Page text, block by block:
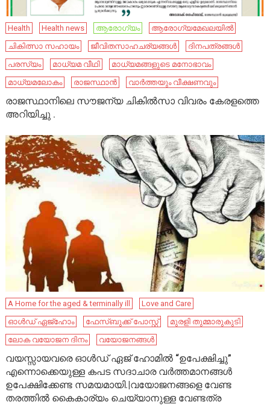
Health Health news ആരോഗ്യം
ആരോഗ്യമേഖലയിൽ
ചികിത്സാ സഹായം
ജീവിതസാഹചര്യങ്ങൾ
ദിനപത്രങ്ങൾ
പരസ്യം
മാധ്യമ വീഥി
മാധ്യമങ്ങളുടെ മനോഭാവം
മാധ്യമലോകം
രാജസ്ഥാൻ വാർത്തയും വീക്ഷണവും
രാജസ്ഥാനിലെ സൗജന്യ ചികിൽസാ വിവരം കേരളത്തെ
അറിയിച്ചു .
A Home for the aged & terminally ill
Love and Care
ഓൾഡ് ഏജ്ഹോം
ഫേ​സ്ബു​ക്ക് പോ​സ്റ്റ്
മുരളി തുമ്മാരുകുടി
ലോക വയോജന ദിനം
വയോജനങ്ങൾ
വയസ്സായവരെ ഓൾഡ് ഏജ് ഹോമിൽ “ഉപേക്ഷിച്ചു”
എന്നൊക്കെയുള്ള കപട സദാചാര വർത്തമാനങ്ങൾ
ഉപേക്ഷിക്കേണ്ട സമയമായി.|വയോജനങ്ങളെ വേണ്ട
തരത്തിൽ കൈകാര്യം ചെയ്യാനുള്ള വേണ്ടത്ര